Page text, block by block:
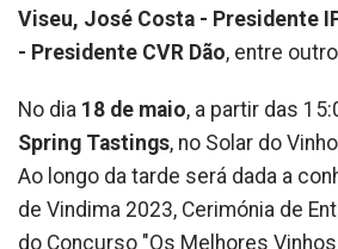
Viseu, José Costa - Presidente
- Presidente CVR Dão, entre
No dia 18 de maio, a partir das
Spring Tastings, no Solar do
Ao longo da tarde será dada a
de Vindima 2023, Cerimónia de
do Concurso "Os Melhores